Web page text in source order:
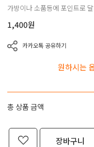
가방이나 소품등에 포인트로
1,400원
카카오톡 공유하기
원하시는
총 상품 금액
장바구니